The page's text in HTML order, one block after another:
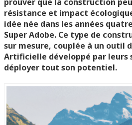
résistance et impact
idée née dans les années
Super Adobe. Ce type de
sur mesure, couplée à un outil
Artificielle développé par leurs
déployer tout son potentiel.